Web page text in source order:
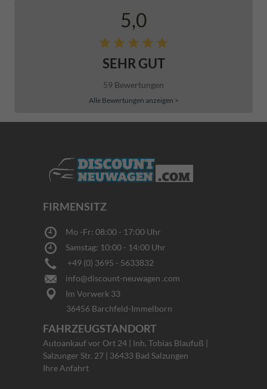
5,0
SEHR GUT
59 Bewertungen
Alle Bewertungen anzeigen >
FIRMENSITZ
Mo -Fr: 08:00 - 17:00 Uhr
Samstag: 10:00 - 14:00 Uhr
+49 (0) 3695 - 5633832
info@discount-neuwagen .com
Im Vorwerk 33
36456 Barchfeld-Immelborn
FAHRZEUGSTANDORT
Autoankauf vor Ort 24 | Inh. Tobias Blaufuß |
Salzunger Str. 27 | 36433 Bad Salzungen
Ihre Anfahrt